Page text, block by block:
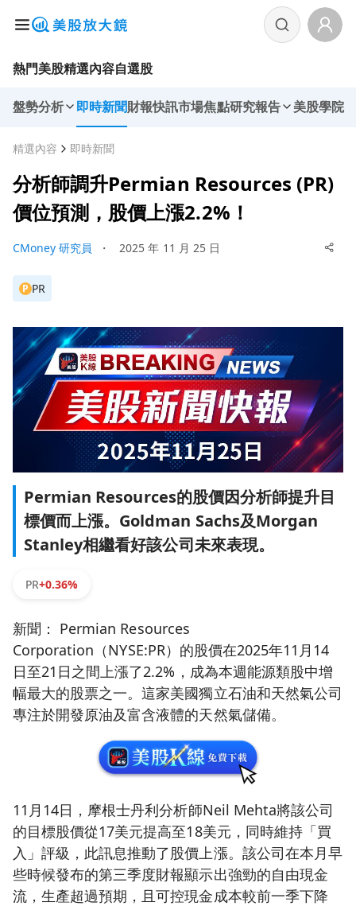
熱門美股精選內容自選股
盤勢分析 即時新聞財報快訊市場焦點研究報告 美股學院
精選內容 即時新聞
分析師調升Permian Resources (PR)
價位預測，股價上漲2.2%！
CMoney 研究員 ・ 2025 年 11 月 25 日
P PR
Permian Resources的股價因分析師提升目
標價而上漲。Goldman Sachs及Morgan
Stanley相繼看好該公司未來表現。
PR+0.36%
新聞： Permian Resources
Corporation（NYSE:PR）的股價在2025年11月14
日至21日之間上漲了2.2%，成為本週能源類股中增
幅最大的股票之一。這家美國獨立石油和天然氣公司
專注於開發原油及富含液體的天然氣儲備。
11月14日，摩根士丹利分析師Neil Mehta將該公司
的目標股價從17美元提高至18美元，同時維持「買
入」評級，此訊息推動了股價上漲。該公司在本月早
些時候發布的第三季度財報顯示出強勁的自由現金
流，生產超過預期，且可控現金成本較前一季下降